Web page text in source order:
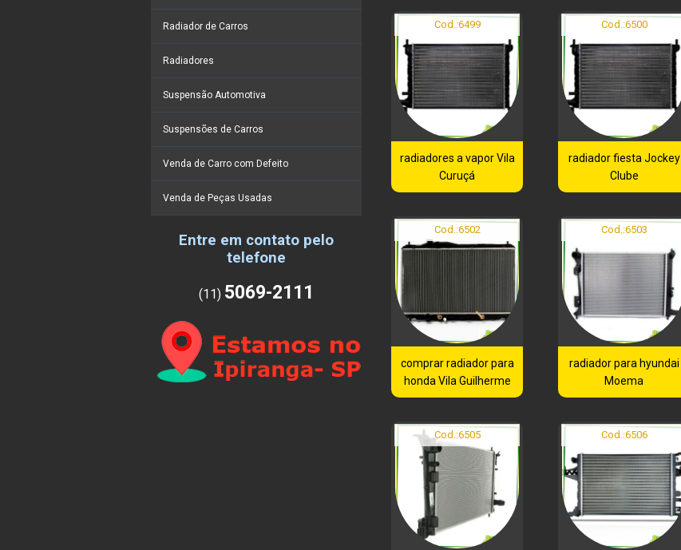
Radiador de Carros
Radiadores
Suspensão Automotiva
Suspensões de Carros
Venda de Carro com Defeito
Venda de Peças Usadas
Entre em contato pelo
telefone
(11) 5069-2111
Cod.:6499
radiadores a vapor Vila
Curuçá
Cod.:6500
radiador fiesta Jockey
Clube
Cod.:6502
comprar radiador para
honda Vila Guilherme
Cod.:6503
radiador para hyundai
Moema
Cod.:6505 Cod.:6506